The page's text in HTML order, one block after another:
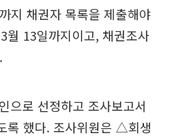
지 채권자 목록을 제출해야
월 13일까지이고, 채권조사
으로 선정하고 조사보고서
록 했다. 조사위원은 △회생